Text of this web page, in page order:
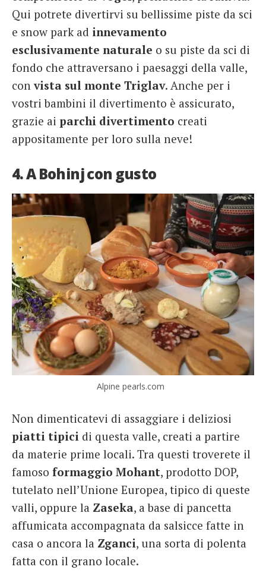
Qui potrete divertirvi su bellissime piste da sci
e snow park ad innevamento
esclusivamente naturale o su piste da sci di
fondo che attraversano i paesaggi della valle,
convista sul monte Triglav. Anche per i
vostri bambini il divertimento è assicurato,
grazie ai parchi divertimento creati
appositamente per loro sulla neve!
4. A Bohinj con gusto
Alpine pearls.com
Non dimenticatevi di assaggiare i deliziosi
piatti tipici di questa valle, creati a partire
da materie prime locali. Tra questi troverete il
famoso formaggio Mohant, prodotto DOP,
tutelato nell’Unione Europea, tipico di queste
valli, oppure la Zaseka, a base di pancetta
affumicata accompagnata da salsicce fatte in
casa o ancora la Zganci, una sorta di polenta
fatta con il grano locale.